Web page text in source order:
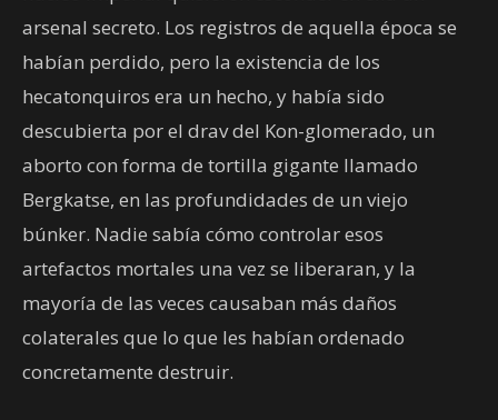
arsenal secreto. Los registros de aquella época se
habían perdido, pero la existencia de los
hecatonquiros era un hecho, y había sido
descubierta por el drav del Kon-glomerado, un
aborto con forma de tortilla gigante llamado
Bergkatse, en las profundidades de un viejo
búnker. Nadie sabía cómo controlar esos
artefactos mortales una vez se liberaran, y la
mayoría de las veces causaban más daños
colaterales que lo que les habían ordenado
concretamente destruir.